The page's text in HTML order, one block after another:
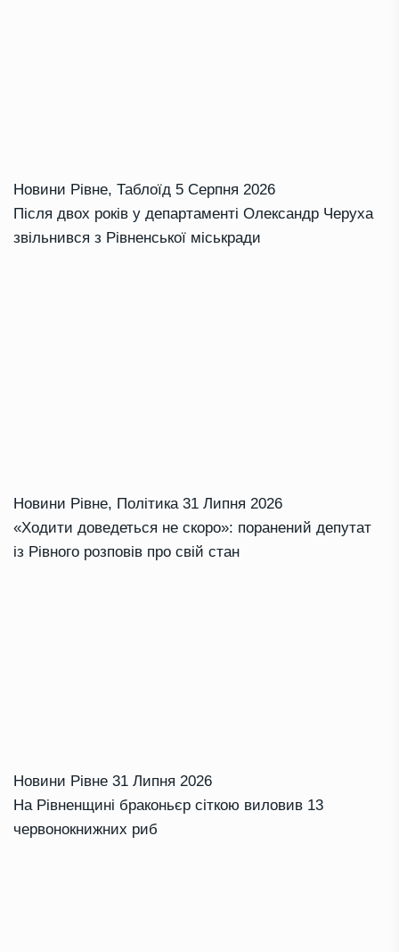
Новини Рівне, Таблоїд 5 Серпня 2026
Після двох років у департаменті Олександр Черуха
звільнився з Рівненської міськради
Новини Рівне, Політика 31 Липня 2026
«Ходити доведеться не скоро»: поранений депутат
із Рівного розповів про свій стан
Новини Рівне 31 Липня 2026
На Рівненщині браконьєр сіткою виловив 13
червонокнижних риб